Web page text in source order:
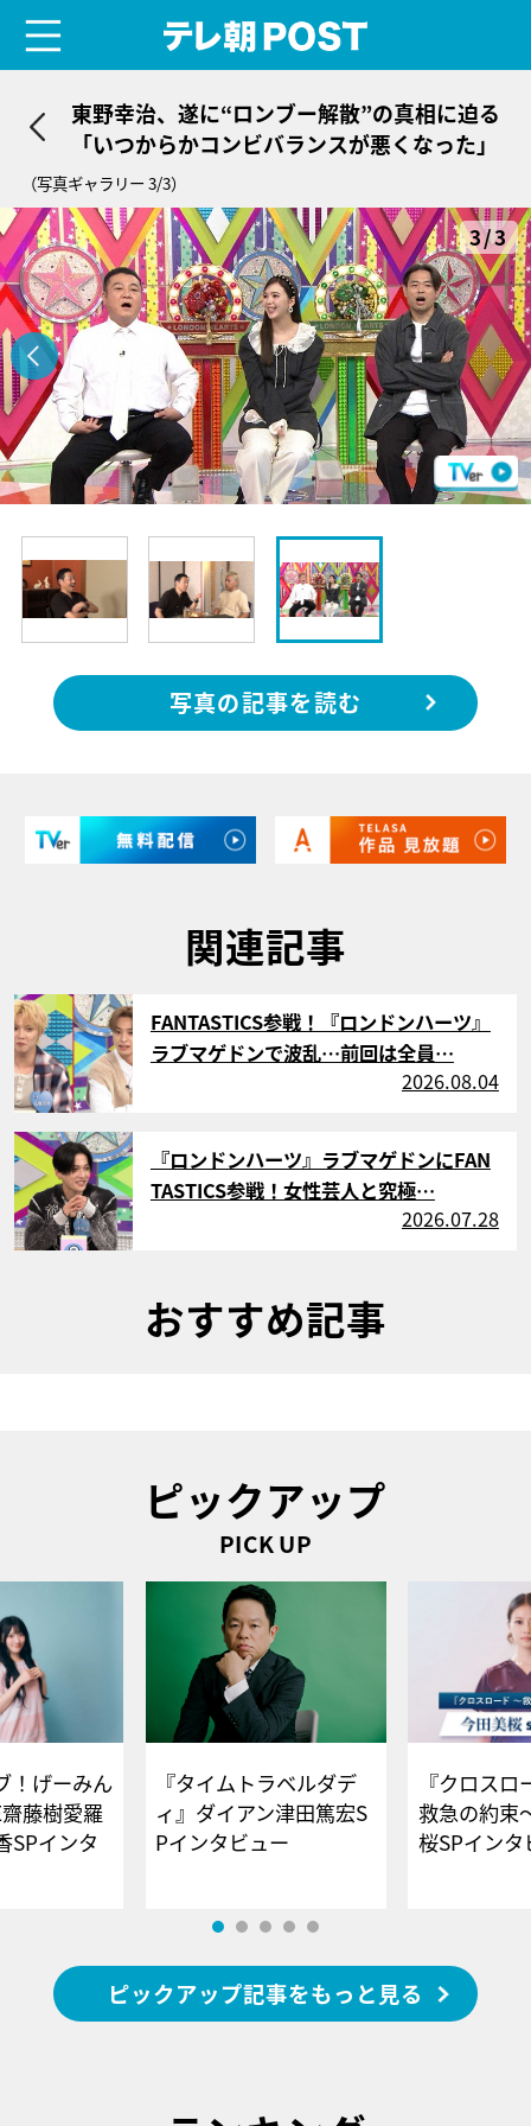
東野幸治、遂に“ロンブー解散”の真相に迫る
「いつからかコンビバランスが悪くなった」
（写真ギャラリー 3/3）
3/3
写真の記事を読む
関連記事
サムネイル
FANTASTICS参戦！『ロンドンハーツ』
ラブマゲドンで波乱…前回は全員…
2026.08.04
サムネイル
『ロンドンハーツ』ラブマゲドンにFAN
TASTICS参戦！女性芸人と究極…
2026.07.28
おすすめ記事
ピックアップ
PICK UP
！げーみん
藤樹愛羅
SPインタ
『タイムトラベルダデ
ィ』ダイアン津田篤宏S
Pインタビュー
『クロス
救急の約束
桜SPイ
ピックアップ記事をもっと見る